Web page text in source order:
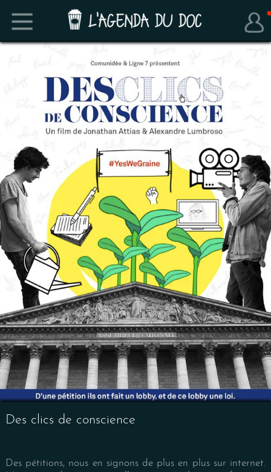
Des clics de conscience
Des pétitions, nous en signons de plus en plus sur internet.